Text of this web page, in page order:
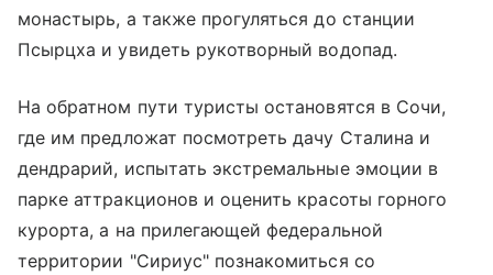
монастырь, а также прогуляться до станции
Псырцха и увидеть рукотворный водопад.
На обратном пути туристы остановятся в Сочи,
где им предложат посмотреть дачу Сталина и
дендрарий, испытать экстремальные эмоции в
парке аттракционов и оценить красоты горного
курорта, а на прилегающей федеральной
территории "Сириус" познакомиться со